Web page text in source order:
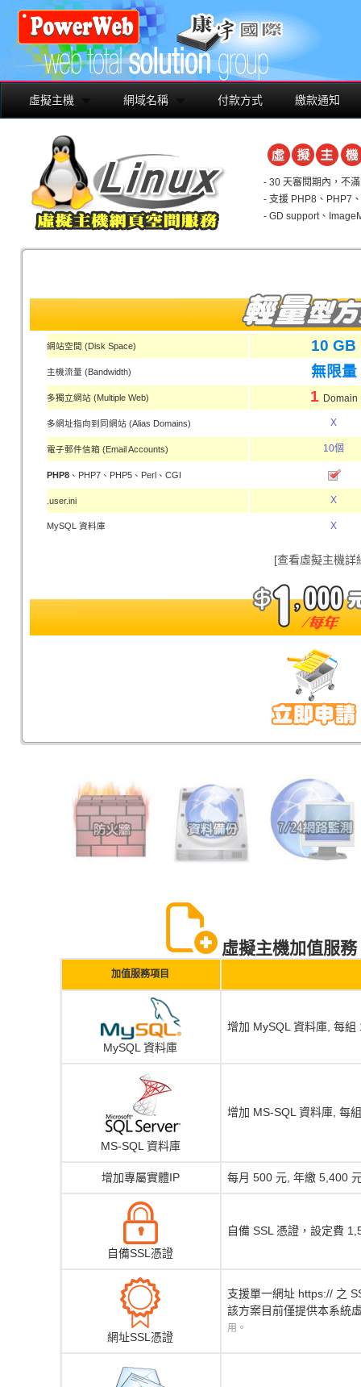
虛擬主機 網域名稱 付款方式 繳款通知
- 30 天審閱期內，不
- 支援 PHP8、PHP7
- GD support、
網站空間 (Disk Space) 10 GB
主機流量 (Bandwidth) 無限量
多獨立網站 (Multiple Web) 1 Domain
多網址指向到同網站 (Alias Domains) X
電子郵件信箱 (Email Accounts) 10個
PHP8 、PHP7、PHP5、Perl、CGI
.user.ini X
MySQL 資料庫 X
[查看虛擬主機詳
虛擬主機加值服
加值服務項目
MySQL 資料庫
增加 MySQL 資料庫, 每
MS-SQL 資料庫
增加 MS-SQL 資料庫, 每
增加專屬實體IP 每月 500 元, 年繳 5,400
自備SSL憑證
自備 SSL 憑證，設定費
網址SSL憑證
支援單一網址 https:// 之
該方案目前僅提供本系統
用。